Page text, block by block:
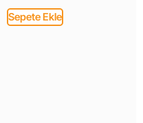
Sepete Ekle